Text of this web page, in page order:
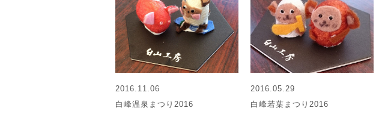
2016.11.06
白峰温泉まつり2016
2016.05.29
白峰若葉まつり2016